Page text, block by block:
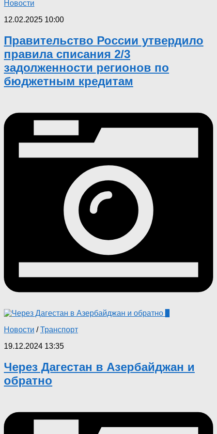
Новости
12.02.2025 10:00
Правительство России утвердило
правила списания 2/3
задолженности регионов по
бюджетным кредитам
Новости /Транспорт
19.12.2024 13:35
Через Дагестан в Азербайджан и
обратно